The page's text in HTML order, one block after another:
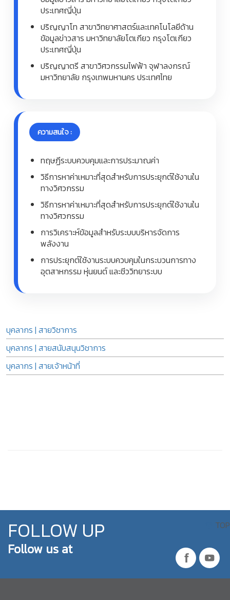
ประเทศญี่ปุ่น
ปริญญาโท สาขาวิทยาศาสตร์และเทคโนโลยีด้าน
ข้อมูลข่าวสาร มหาวิทยาลัยโตเกียว กรุงโตเกียว
ประเทศญี่ปุ่น
ปริญญาตรี สาขาวิศวกรรมไฟฟ้า จุฬาลงกรณ์
มหาวิทยาลัย กรุงเทพมหานคร ประเทศไทย
ความสนใจ :
ทฤษฏีระบบควบคุมและการประมาณค่า
วิธีการหาค่าเหมาะที่สุดสำหรับการประยุกต์ใช้งานใน
ทางวิศวกรรม
วิธีการหาค่าเหมาะที่สุดสำหรับการประยุกต์ใช้งานใน
ทางวิศวกรรม
การวิเคราะห์ข้อมูลสำหรับระบบบริหารจัดการ
พลังงาน
การประยุกต์ใช้งานระบบควบคุมในกระบวนการทาง
อุตสาหกรรม หุ่นยนต์ และชีววิทยาระบบ
บุคลากร | สายวิชาการ
บุคลากร | สายสนับสนุนวิชาการ
บุคลากร | สายเจ้าหน้าที่
TOP
FOLLOW UP
Follow us at